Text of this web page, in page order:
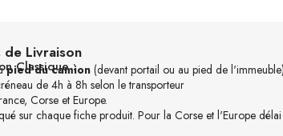
Livraison
Classique :
pied du camion (devant portail ou au pied de l'immeuble)
de 4h à 8h selon le transporteur
Corse et Europe.
sur chaque fiche produit. Pour la Corse et l'Europe